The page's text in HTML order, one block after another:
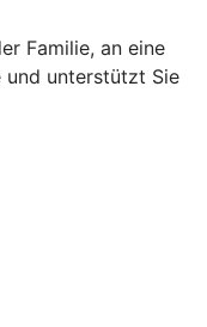
Familie, an eine
und unterstützt Sie